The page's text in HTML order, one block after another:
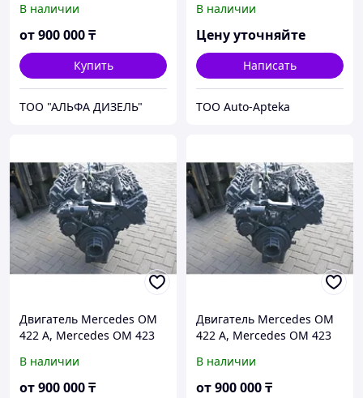
Mercedes OM 470,
Mercedes OM 471
В наличии
от900 000₸
Купить
ТОО "АЛЬФА ДИЗЕЛЬ"
В наличии
Цену уточняйте
Написать
ТОО Auto-Apteka
Двигатель Mercedes OM
422 A, Mercedes OM 423
Mercedes OM 441
В наличии
от900 000₸
Двигатель Mercedes OM
422 A, Mercedes OM 423
Mercedes OM 441
В наличии
от900 000₸